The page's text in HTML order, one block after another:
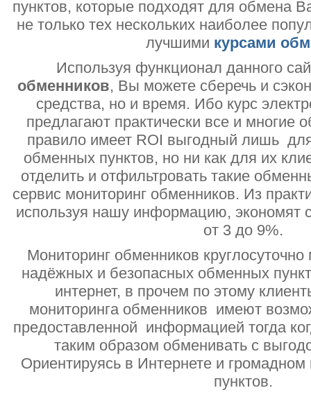
пунктов, которые подходят для обмена
не только тех нескольких наиболее
лучшими курсами
Используя функционал данного
обменников, Вы можете сберечь и
средства, но и время. Ибо курс
предлагают практически все и многие
правило имеет ROI выгодный лишь
обменных пунктов, но ни как для их
отделить и отфильтровать такие
сервис мониторинг обменников. Из
используя нашу информацию, экономят
от 3 до 9%.
Мониторинг обменников круглосуточно
надёжных и безопасных обменных
интернет, в прочем по этому
мониторинга обменников имеют
предоставленной информацией тогда
таким образом обменивать с
Ориентируясь в Интернете и
пунктов.